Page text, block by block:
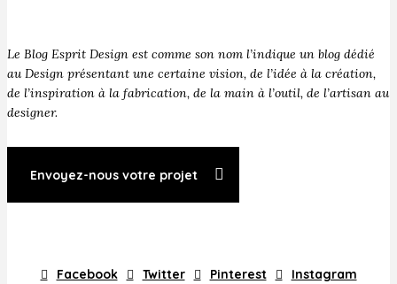
Le Blog Esprit Design est comme son nom l’indique un blog dédié
au Design présentant une certaine vision, de l’idée à la création,
de l’inspiration à la fabrication, de la main à l’outil, de l’artisan au
designer.
Envoyez-nous votre projet
Facebook Twitter Pinterest Instagram